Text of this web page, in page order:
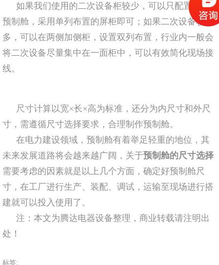
如果我们使用的二次设备柜较少，可以只配置一面
预制舱，采用单列布置的屏柜即可；如果二次设备较
多，可以在两侧加侧柜，设置双列布置，行业内一般会
将二次设备尽量集中在一面柜中，可以有效简化现场接
线。
尺寸计算以宽×长×高为标准，还分为内尺寸和外尺
寸，需遵循尺寸选择要求，合理制作预制舱。
在电力建设领域，预制舱有着举足轻重的地位，其
未来发展道路将会越来越广阔，关于预制舱的尺寸选择
需要考虑的因素就是以上几个方面，确定好预制舱尺
寸，在工厂进行生产、装配、调试，运输至现场进行搭
建就可以投入使用了。
注：本文为腾达电器设备整理，商业转载请注明出
处！
标签: